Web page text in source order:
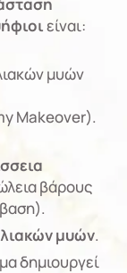
είναι:
μυών
Makeover).
βάρους
μυών.
δημιουργεί